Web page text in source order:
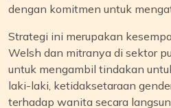
dengan komitmen untuk
Strategi ini merupakan
Welsh dan mitranya di sektor
untuk mengambil tindakan
laki-laki, ketidaksetaraan
terhadap wanita secara